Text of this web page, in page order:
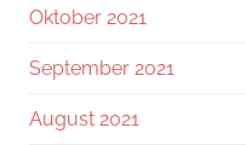
Oktober 2021
September 2021
August 2021